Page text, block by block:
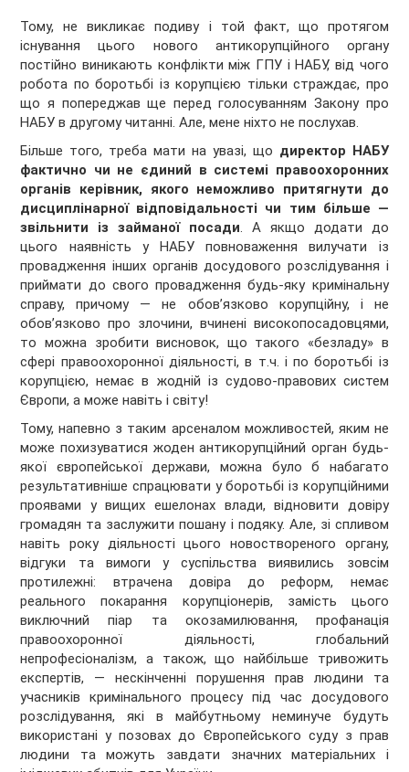
Тому, не викликає подиву і той факт, що протягом
існування цього нового антикорупційного органу
постійно виникають конфлікти між ГПУ і НАБУ, від чого
робота по боротьбі із корупцією тільки страждає, про
що я попереджав ще перед голосуванням Закону про
НАБУ в другому читанні. Але, мене ніхто не послухав.
Більше того, треба мати на увазі, що директор НАБУ
фактично чи не єдиний в системі правоохоронних
органів керівник, якого неможливо притягнути до
дисциплінарної відповідальності чи тим більше —
звільнити із займаної посади. А якщо додати до
цього наявність у НАБУ повноваження вилучати із
провадження інших органів досудового розслідування і
приймати до свого провадження будь-яку кримінальну
справу, причому — не обов’язково корупційну, і не
обов’язково про злочини, вчинені високопосадовцями,
то можна зробити висновок, що такого «безладу» в
сфері правоохоронної діяльності, в т.ч. і по боротьбі із
корупцією, немає в жодній із судово-правових систем
Європи, а може навіть і світу!
Тому, напевно з таким арсеналом можливостей, яким не
може похизуватися жоден антикорупційний орган будь-
якої європейської держави, можна було б набагато
результативніше спрацювати у боротьбі із корупційними
проявами у вищих ешелонах влади, відновити довіру
громадян та заслужити пошану і подяку. Але, зі спливом
навіть року діяльності цього новоствореного органу,
відгуки та вимоги у суспільства виявились зовсім
протилежні: втрачена довіра до реформ, немає
реального покарання корупціонерів, замість цього
виключний піар та окозамилювання, профанація
правоохоронної діяльності, глобальний
непрофесіоналізм, а також, що найбільше тривожить
експертів, — нескінченні порушення прав людини та
учасників кримінального процесу під час досудового
розслідування, які в майбутньому неминуче будуть
використані у позовах до Європейського суду з прав
людини та можуть завдати значних матеріальних і